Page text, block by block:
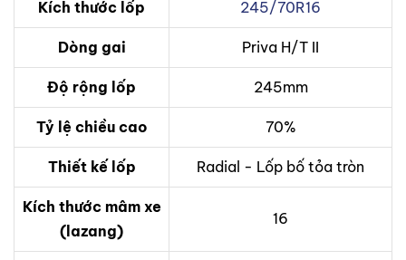
Kích thước lốp 245/70R16
Dòng gai Priva H/T II
Độ rộng lốp 245mm
Tỷ lệ chiều cao 70%
Thiết kế lốp Radial - Lốp bố tỏa tròn
Kích thước mâm xe
(lazang)
16